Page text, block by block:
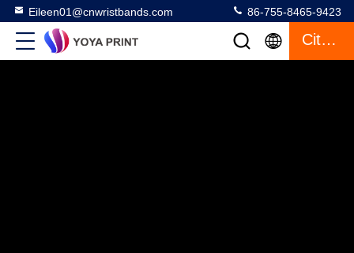
Eileen01@cnwristbands.com 86-755-8465-9423
Citazione